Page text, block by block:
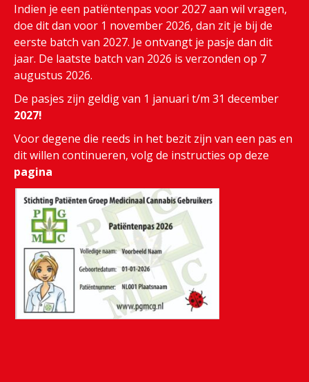
Indien je een patiëntenpas voor 2027 aan wil vragen,
doe dit dan voor 1 november 2026, dan zit je bij de
eerste batch van 2027. Je ontvangt je pasje dan dit
jaar. De laatste batch van 2026 is verzonden op 7
augustus 2026.
De pasjes zijn geldig van 1 januari t/m 31 december
2027!
Voor degene die reeds in het bezit zijn van een pas en
dit willen continueren, volg de instructies op deze
pagina